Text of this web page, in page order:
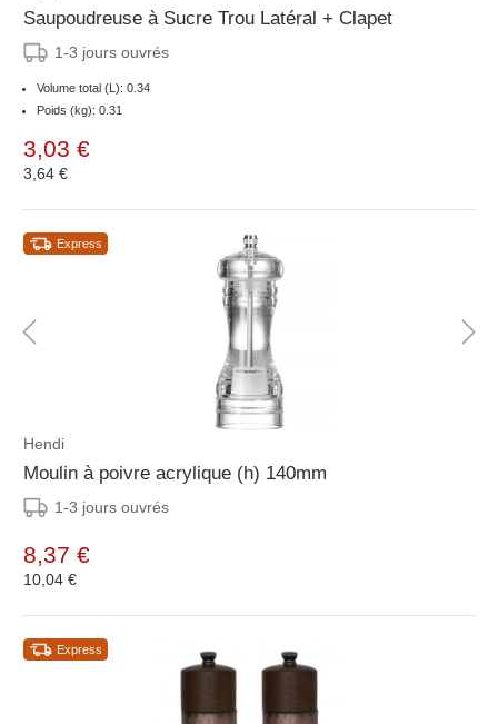
Saupoudreuse à Sucre Trou Latéral + Clapet
1-3 jours ouvrés
Volume total (L): 0.34
Poids (kg): 0.31
3,03 €
3,64 €
Express
Hendi
Moulin à poivre acrylique (h) 140mm
1-3 jours ouvrés
8,37 €
10,04 €
Express